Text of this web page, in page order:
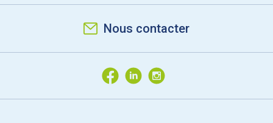
Nous contacter